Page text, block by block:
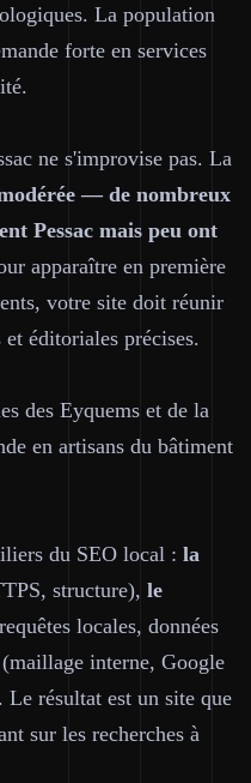
La population
forte en services
ne s'improvise pas. La
— de nombreux
Pessac mais peu ont
apparaître en première
votre site doit réunir
éditoriales précises.
des Eyquems et de la
en artisans du bâtiment
du SEO local : la
structure), le
locales, données
(maillage interne, Google
résultat est un site que
sur les recherches à